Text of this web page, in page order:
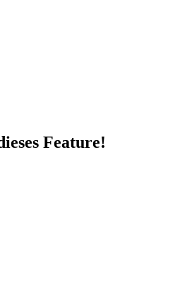
Feature!